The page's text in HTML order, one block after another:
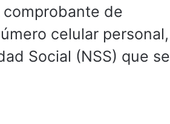
de
celular personal,
Social (NSS) que se